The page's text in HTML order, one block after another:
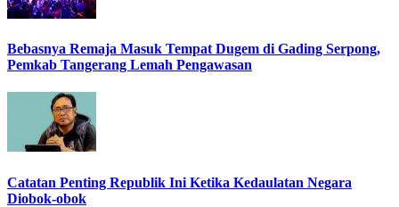
Bebasnya Remaja Masuk Tempat Dugem di Gading Serpong,
Pemkab Tangerang Lemah Pengawasan
Catatan Penting Republik Ini Ketika Kedaulatan Negara
Diobok-obok